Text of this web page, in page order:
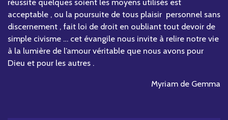
réussite quelques soient les moyens utilisés est
acceptable , ou la poursuite de tous plaisir personnel sans
discernement , fait loi de droit en oubliant tout devoir de
simple civisme … cet évangile nous invite à relire notre vie
à la lumière de l’amour véritable que nous avons pour
Dieu et pour les autres .
Myriam de Gemma